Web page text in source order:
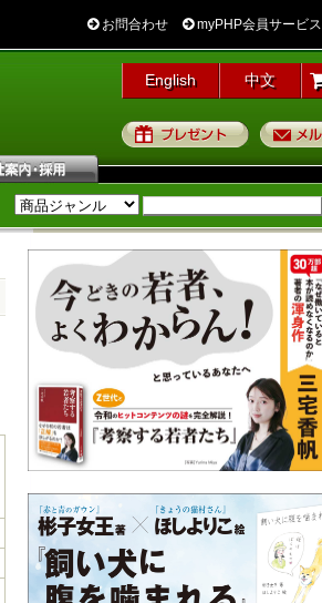
お問合わせ myPHP会員サービス
English 中文
プレゼント